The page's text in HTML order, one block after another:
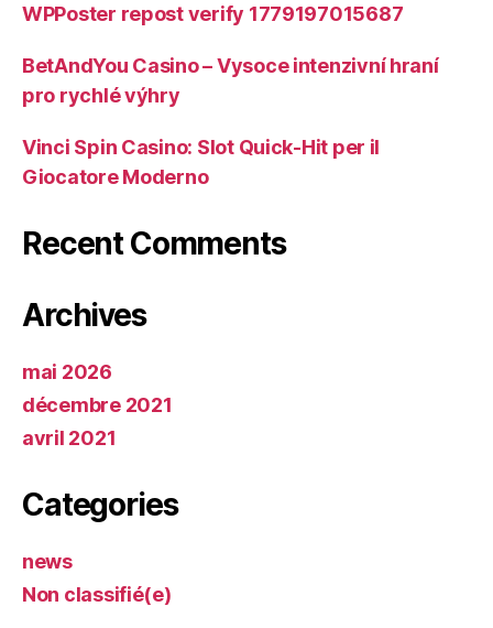
WPPoster repost verify 1779197015687
BetAndYou Casino – Vysoce intenzivní hraní
pro rychlé výhry
Vinci Spin Casino: Slot Quick‑Hit per il
Giocatore Moderno
Recent Comments
Archives
mai 2026
décembre 2021
avril 2021
Categories
news
Non classifié(e)